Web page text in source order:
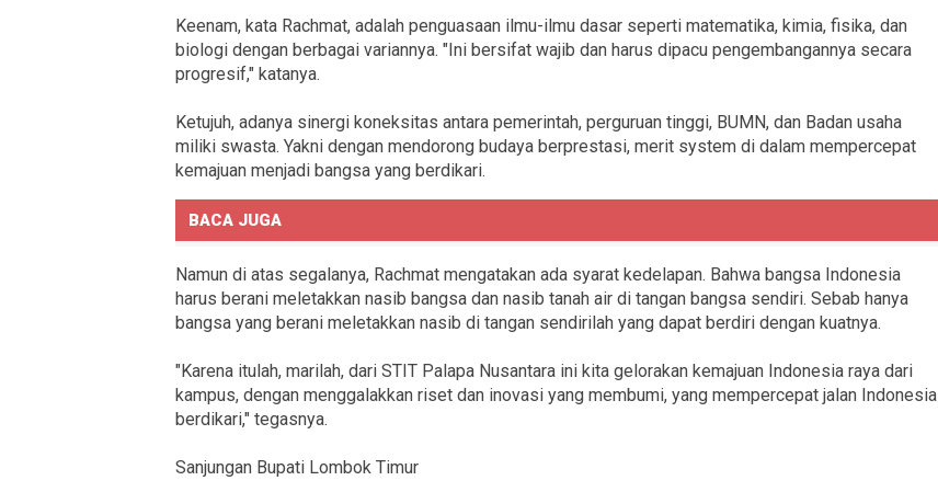
Keenam, kata Rachmat, adalah penguasaan ilmu-ilmu dasar seperti matematika, kimia, fisika, dan
biologi dengan berbagai variannya. "Ini bersifat wajib dan harus dipacu pengembangannya secara
progresif," katanya.
Ketujuh, adanya sinergi koneksitas antara pemerintah, perguruan tinggi, BUMN, dan Badan usaha
miliki swasta. Yakni dengan mendorong budaya berprestasi, merit system di dalam mempercepat
kemajuan menjadi bangsa yang berdikari.
BACA JUGA
Namun di atas segalanya, Rachmat mengatakan ada syarat kedelapan. Bahwa bangsa Indonesia
harus berani meletakkan nasib bangsa dan nasib tanah air di tangan bangsa sendiri. Sebab hanya
bangsa yang berani meletakkan nasib di tangan sendirilah yang dapat berdiri dengan kuatnya.
"Karena itulah, marilah, dari STIT Palapa Nusantara ini kita gelorakan kemajuan Indonesia raya dari
kampus, dengan menggalakkan riset dan inovasi yang membumi, yang mempercepat jalan Indonesia
berdikari," tegasnya.
Sanjungan Bupati Lombok Timur